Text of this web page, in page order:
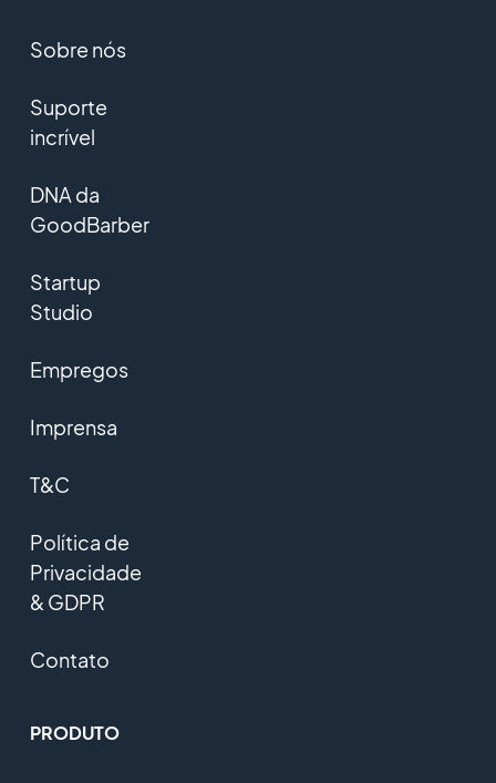
Sobre nós
Suporte
incrível
DNA da
GoodBarber
Startup
Studio
Empregos
Imprensa
T&C
Política de
Privacidade
& GDPR
Contato
PRODUTO